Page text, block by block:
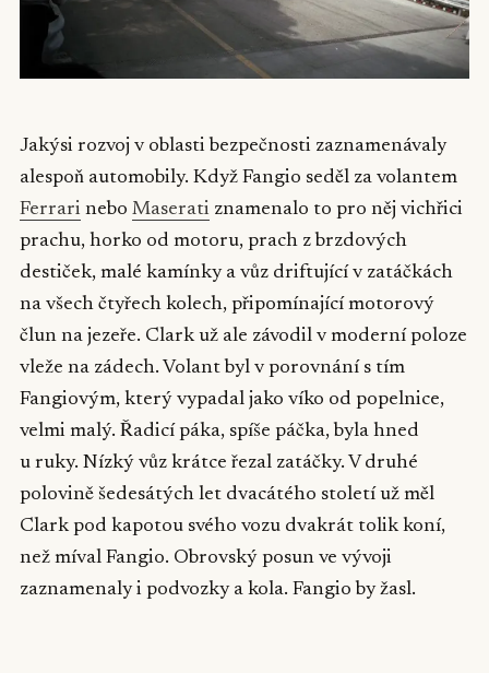
Jakýsi rozvoj v oblasti bezpečnosti zaznamenávaly
alespoň automobily. Když Fangio seděl za volantem
Ferrari nebo Maserati znamenalo to pro něj vichřici
prachu, horko od motoru, prach z brzdových
destiček, malé kamínky a vůz driftující v zatáčkách
na všech čtyřech kolech, připomínající motorový
člun na jezeře. Clark už ale závodil v moderní poloze
vleže na zádech. Volant byl v porovnání s tím
Fangiovým, který vypadal jako víko od popelnice,
velmi malý. Řadicí páka, spíše páčka, byla hned
u ruky. Nízký vůz krátce řezal zatáčky. V druhé
polovině šedesátých let dvacátého století už měl
Clark pod kapotou svého vozu dvakrát tolik koní,
než míval Fangio. Obrovský posun ve vývoji
zaznamenaly i podvozky a kola. Fangio by žasl.